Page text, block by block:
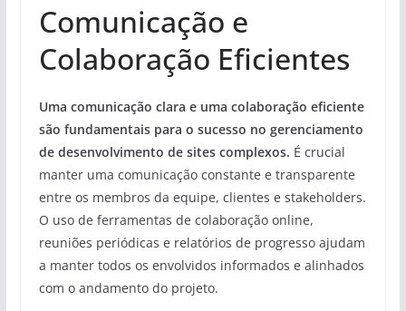
Comunicação e
Colaboração Eficientes
Uma comunicação clara e uma colaboração eficiente
são fundamentais para o sucesso no gerenciamento
de desenvolvimento de sites complexos. É crucial
manter uma comunicação constante e transparente
entre os membros da equipe, clientes e stakeholders.
O uso de ferramentas de colaboração online,
reuniões periódicas e relatórios de progresso ajudam
a manter todos os envolvidos informados e alinhados
com o andamento do projeto.